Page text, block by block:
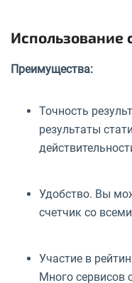
Использование
Преимущества:
Точность
результаты
Удобство. Вы
счетчик со
Участие в
Много сервисов